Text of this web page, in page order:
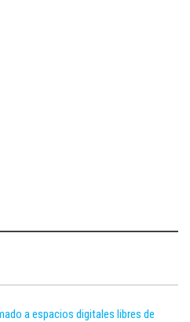
a espacios digitales libres de